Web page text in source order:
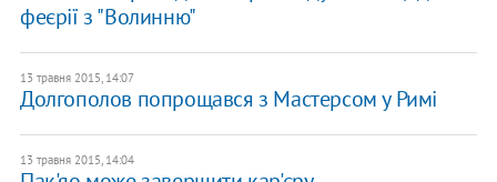
феєрії з "Волинню"
13 травня 2015, 14:07
Долгополов попрощався з Мастерсом у Римі
13 травня 2015, 14:04